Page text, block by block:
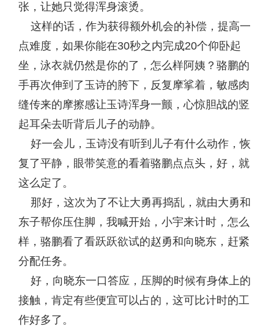
张，让她只觉得浑身滚烫。
这样的话，作为获得额外机会的补偿，提高一
点难度，如果你能在30秒之内完成20个仰卧起
坐，泳衣就仍然是你的了，怎么样阿姨？骆鹏的
手再次伸到了玉诗的胯下，反复摩挲着，敏感肉
缝传来的摩擦感让玉诗浑身一颤，心惊胆战的竖
起耳朵去听背后儿子的动静。
好一会儿，玉诗没有听到儿子有什么动作，恢
复了平静，眼带笑意的看着骆鹏点点头，好，就
这么定了。
那好，这次为了不让大勇再捣乱，就由大勇和
东子帮你压住脚，我喊开始，小宇来计时，怎么
样，骆鹏看了看跃跃欲试的赵勇和向晓东，赶紧
分配任务。
好，向晓东一口答应，压脚的时候有身体上的
接触，肯定有些便宜可以占的，这可比计时的工
作好多了。